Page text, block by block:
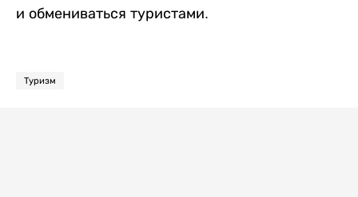
и обмениваться туристами.
Туризм